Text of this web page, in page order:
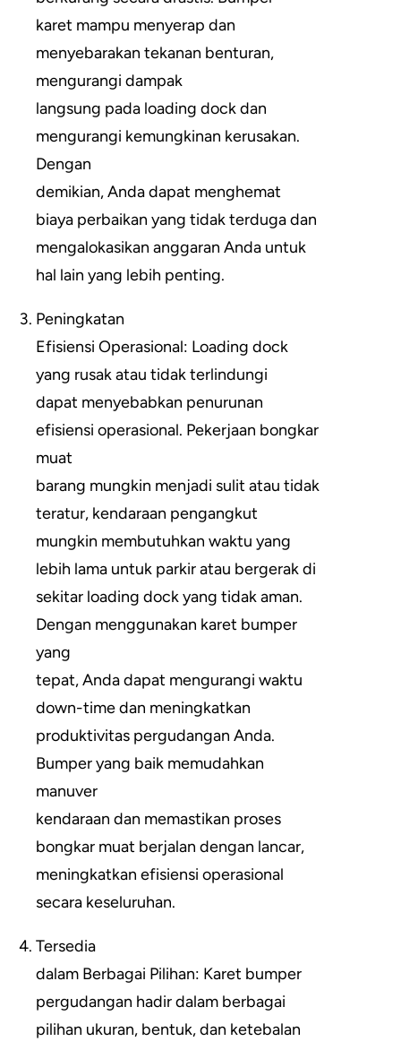
karet mampu menyerap dan
menyebarakan tekanan benturan,
mengurangi dampak
langsung pada loading dock dan
mengurangi kemungkinan kerusakan.
Dengan
demikian, Anda dapat menghemat
biaya perbaikan yang tidak terduga dan
mengalokasikan anggaran Anda untuk
hal lain yang lebih penting.
Peningkatan
Efisiensi Operasional: Loading dock
yang rusak atau tidak terlindungi
dapat menyebabkan penurunan
efisiensi operasional. Pekerjaan bongkar
muat
barang mungkin menjadi sulit atau tidak
teratur, kendaraan pengangkut
mungkin membutuhkan waktu yang
lebih lama untuk parkir atau bergerak di
sekitar loading dock yang tidak aman.
Dengan menggunakan karet bumper
yang
tepat, Anda dapat mengurangi waktu
down-time dan meningkatkan
produktivitas pergudangan Anda.
Bumper yang baik memudahkan
manuver
kendaraan dan memastikan proses
bongkar muat berjalan dengan lancar,
meningkatkan efisiensi operasional
secara keseluruhan.
Tersedia
dalam Berbagai Pilihan: Karet bumper
pergudangan hadir dalam berbagai
pilihan ukuran, bentuk, dan ketebalan